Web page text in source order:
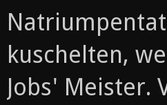
kuschelten,
Jobs' Meister.